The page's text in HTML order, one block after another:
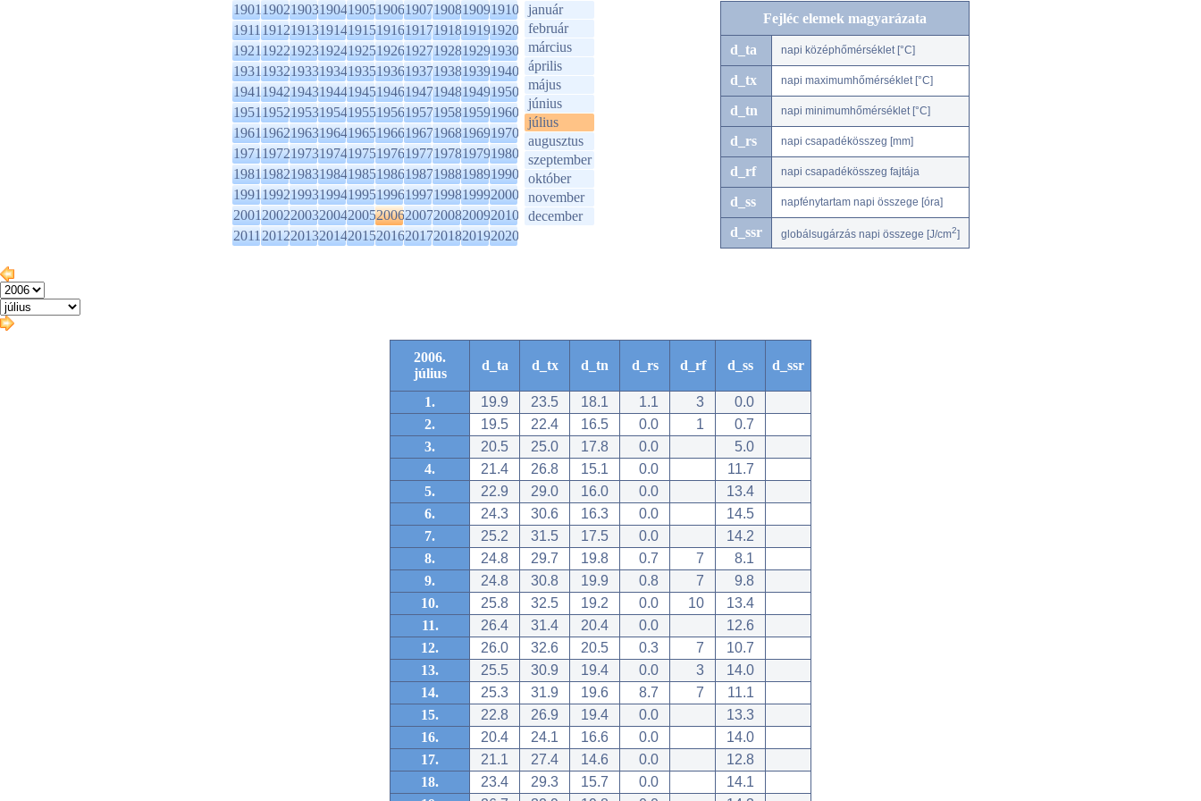
1901190219031904190519061907190819091910
1911191219131914191519161917191819191920
1921192219231924192519261927192819291930
1931193219331934193519361937193819391940
1941194219431944194519461947194819491950
1951195219531954195519561957195819591960
1961196219631964196519661967196819691970
1971197219731974197519761977197819791980
1981198219831984198519861987198819891990
1991199219931994199519961997199819992000
2001200220032004200520062007200820092010
2011201220132014201520162017201820192020
január
február
március
április
május
június
július
augusztus
szeptember
október
november
december
Fejléc elemek magyarázata
d_ta napi középhőmérséklet [°C]
d_tx napi maximumhőmérséklet [°C]
d_tn napi minimumhőmérséklet [°C]
d_rs napi csapadékösszeg [mm]
d_rf napi csapadékösszeg fajtája
d_ss napfénytartam napi összege [óra]
d_ssr globálsugárzás napi összege [J/cm2]
2006.
július
d_ta d_tx d_tn d_rs d_rf d_ss d_ssr
1. 19.9 23.5 18.1 1.1 3
0.0
2.
19.5 22.4 16.5 0.0 1
0.7
3.
20.5 25.0 17.8 0.0
5.0
4.
21.4 26.8 15.1 0.0
11.7
5.
22.9 29.0 16.0 0.0
13.4
6.
24.3 30.6 16.3 0.0
14.5
7.
25.2 31.5 17.5 0.0
14.2
8.
24.8 29.7 19.8 0.7 7
8.1
9.
24.8 30.8 19.9 0.8 7
9.8
10.
25.8 32.5 19.2 0.0 10
13.4
11.
26.4 31.4 20.4 0.0
12.6
12.
26.0 32.6 20.5 0.3 7
10.7
13.
25.5 30.9 19.4 0.0 3
14.0
14.
25.3 31.9 19.6 8.7 7
11.1
15.
22.8 26.9 19.4 0.0
13.3
16.
20.4 24.1 16.6 0.0
14.0
17.
21.1 27.4 14.6 0.0
12.8
18.
23.4 29.3 15.7 0.0
14.1